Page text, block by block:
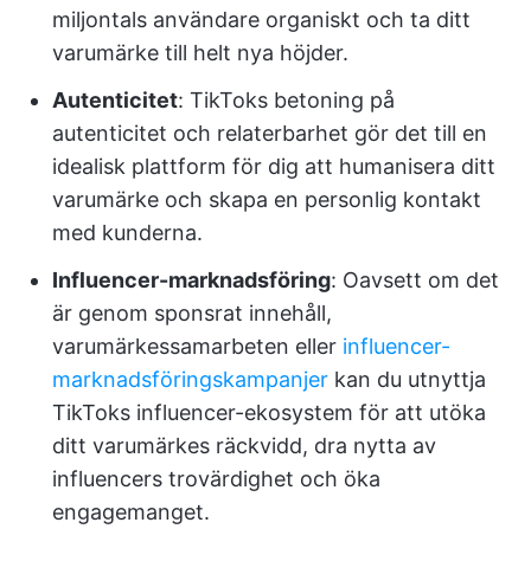
miljontals användare organiskt och ta ditt
varumärke till helt nya höjder.
Autenticitet: TikToks betoning på
autenticitet och relaterbarhet gör det till en
idealisk plattform för dig att humanisera ditt
varumärke och skapa en personlig kontakt
med kunderna.
Influencer-marknadsföring: Oavsett om det
är genom sponsrat innehåll,
varumärkessamarbeten eller influencer-
marknadsföringskampanjer kan du utnyttja
TikToks influencer-ekosystem för att utöka
ditt varumärkes räckvidd, dra nytta av
influencers trovärdighet och öka
engagemanget.